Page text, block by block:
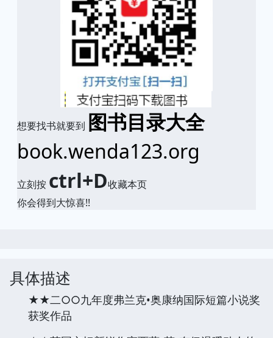
想要找书就要到 图书目录大全
book.wenda123.org
立刻按 ctrl+D收藏本页
你会得到大惊喜!!
具体描述
★★二○○九年度弗兰克•奥康纳国际短篇小说奖
获奖作品